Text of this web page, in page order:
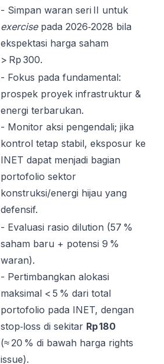
- Simpan waran seri II untuk
exercisepada 2026‑2028 bila
ekspektasi harga saham
> Rp 300.
- Fokus pada fundamental:
prospek proyek infrastruktur &
energi terbarukan.
- Monitor aksi pengendali; jika
kontrol tetap stabil, eksposur ke
INET dapat menjadi bagian
portofolio sektor
konstruksi/energi hijau yang
defensif.
- Evaluasi rasio dilution (57 %
saham baru + potensi 9 %
waran).
- Pertimbangkan alokasi
maksimal < 5 % dari total
portofolio pada INET, dengan
stop‑loss di sekitar Rp 180
(≈ 20 % di bawah harga rights
issue).